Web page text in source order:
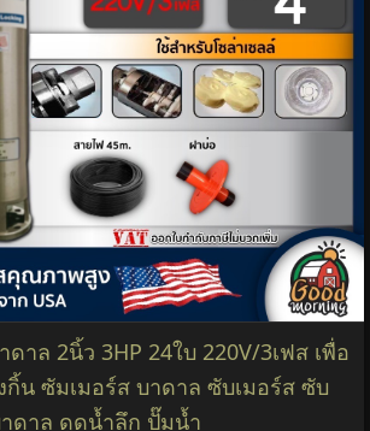
ดาล 2นิ้ว 3HP 24ใบ 220V/3เฟส เพื่อ
น ซัมเมอร์ส บาดาล ซับเมอร์ส ซับ
ดาล ดูดน้ำลึก ปั๊มน้ำ